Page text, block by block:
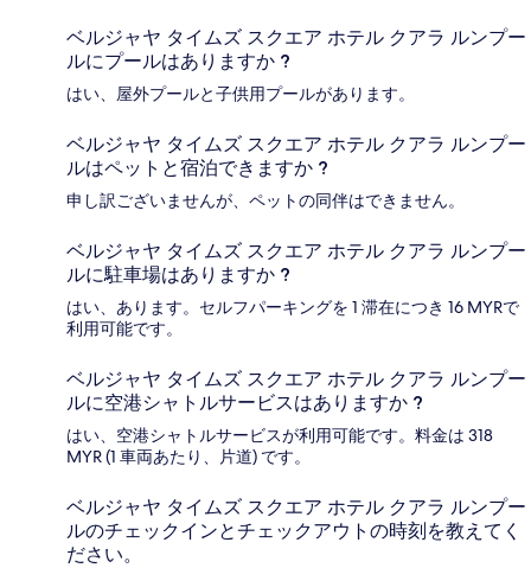
ベルジャヤ タイムズ スクエア ホテル クアラ ルンプー
ルにプールはありますか ?
はい、屋外プールと子供用プールがあります。
ベルジャヤ タイムズ スクエア ホテル クアラ ルンプー
ルはペットと宿泊できますか ?
申し訳ございませんが、ペットの同伴はできません。
ベルジャヤ タイムズ スクエア ホテル クアラ ルンプー
ルに駐車場はありますか ?
はい、あります。セルフパーキングを 1 滞在につき 16 MYRで
利用可能です。
ベルジャヤ タイムズ スクエア ホテル クアラ ルンプー
ルに空港シャトルサービスはありますか ?
はい、空港シャトルサービスが利用可能です。料金は 318
MYR (1 車両あたり、片道) です。
ベルジャヤ タイムズ スクエア ホテル クアラ ルンプー
ルのチェックインとチェックアウトの時刻を教えてく
ださい。